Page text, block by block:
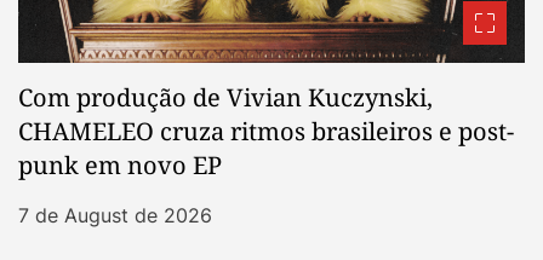
Com produção de Vivian Kuczynski,
CHAMELEO cruza ritmos brasileiros e post-
punk em novo EP
7 de August de 2026